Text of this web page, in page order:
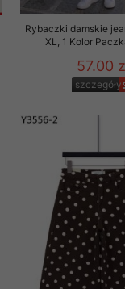
Rybaczki damskie
XL, 1 Kolor
57.00
szczegóły